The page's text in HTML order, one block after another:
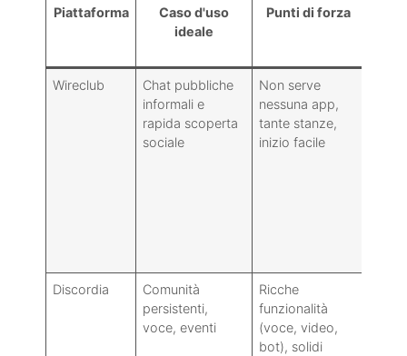
Piattaforma
Caso d'uso
ideale
Punti di forza
Wireclub
Chat pubbliche
informali e
rapida scoperta
sociale
Non serve
nessuna app,
tante stanze,
inizio facile
Discordia
Comunità
persistenti,
voce, eventi
Ricche
funzionalità
(voce, video,
bot), solidi